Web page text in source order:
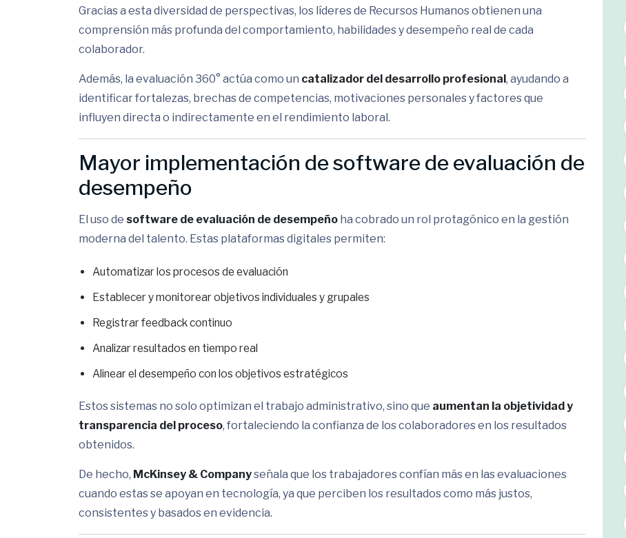
Gracias a esta diversidad de perspectivas, los líderes de Recursos Humanos obtienen una
comprensión más profunda del comportamiento, habilidades y desempeño real de cada
colaborador.
Además, la evaluación 360° actúa como un catalizador del desarrollo profesional, ayudando a
identificar fortalezas, brechas de competencias, motivaciones personales y factores que
influyen directa o indirectamente en el rendimiento laboral.
Mayor implementación de software de evaluación de
desempeño
El uso de software de evaluación de desempeño ha cobrado un rol protagónico en la gestión
moderna del talento. Estas plataformas digitales permiten:
Automatizar los procesos de evaluación
Establecer y monitorear objetivos individuales y grupales
Registrar feedback continuo
Analizar resultados en tiempo real
Alinear el desempeño con los objetivos estratégicos
Estos sistemas no solo optimizan el trabajo administrativo, sino que aumentan la objetividad y
transparencia del proceso, fortaleciendo la confianza de los colaboradores en los resultados
obtenidos.
De hecho, McKinsey & Companyseñala que los trabajadores confían más en las evaluaciones
cuando estas se apoyan en tecnología, ya que perciben los resultados como más justos,
consistentes y basados en evidencia.